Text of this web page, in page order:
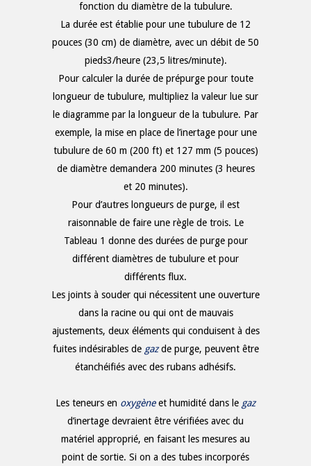
fonction du diamètre de la tubulure.
La durée est établie pour une tubulure de 12
pouces (30 cm) de diamètre, avec un débit de 50
pieds3/heure (23,5 litres/minute).
Pour calculer la durée de prépurge pour toute
longueur de tubulure, multipliez la valeur lue sur
le diagramme par la longueur de la tubulure. Par
exemple, la mise en place de l’inertage pour une
tubulure de 60 m (200 ft) et 127 mm (5 pouces)
de diamètre demandera 200 minutes (3 heures
et 20 minutes).
Pour d’autres longueurs de purge, il est
raisonnable de faire une règle de trois. Le
Tableau 1 donne des durées de purge pour
différent diamètres de tubulure et pour
différents flux.
Les joints à souder qui nécessitent une ouverture
dans la racine ou qui ont de mauvais
ajustements, deux éléments qui conduisent à des
fuites indésirables de gaz de purge, peuvent être
étanchéifiés avec des rubans adhésifs.
Les teneurs en oxygène et humidité dans le gaz
d’inertage devraient être vérifiées avec du
matériel approprié, en faisant les mesures au
point de sortie. Si on a des tubes incorporés